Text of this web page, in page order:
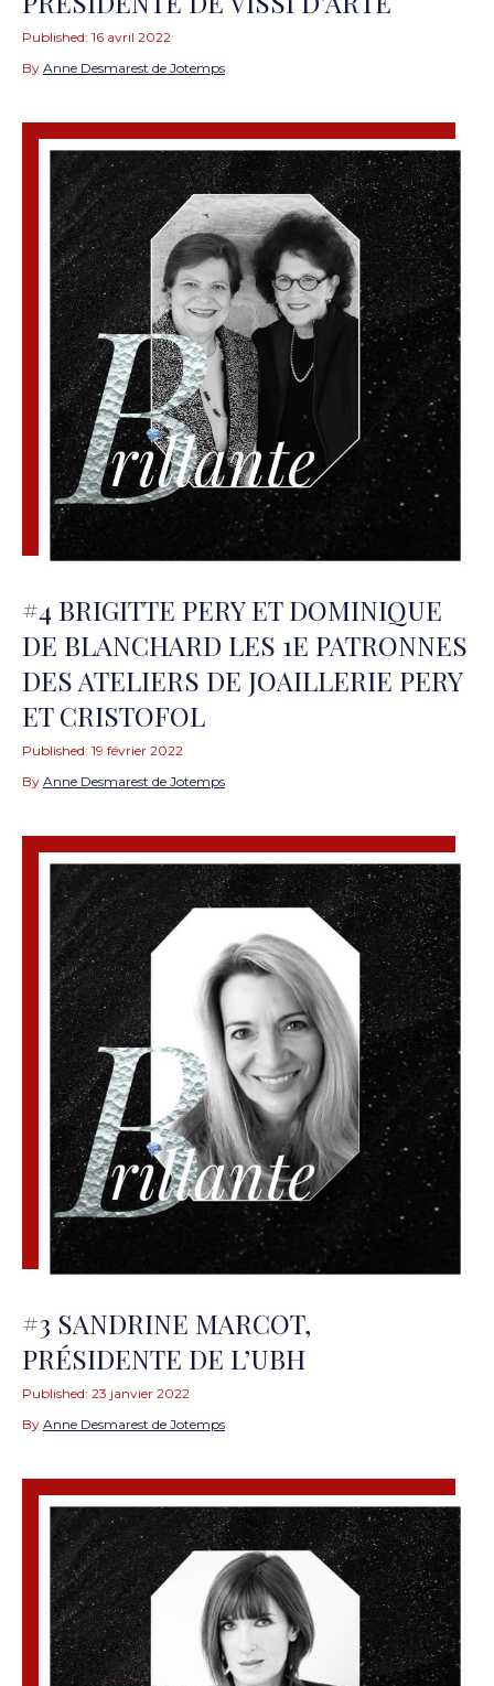
Published: 16 avril 2022
By Anne Desmarest de Jotemps
#4 BRIGITTE PERY ET DOMINIQUE
DE BLANCHARD LES 1E PATRONNES
DES ATELIERS DE JOAILLERIE PERY
ET CRISTOFOL
Published: 19 février 2022
By Anne Desmarest de Jotemps
#3 SANDRINE MARCOT,
PRÉSIDENTE DE L’UBH
Published: 23 janvier 2022
By Anne Desmarest de Jotemps